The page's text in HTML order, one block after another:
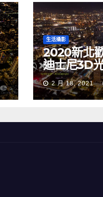
生活攝影
2020新北
迪士尼3D
NEW
TAIWAN
Merry
TAIWAN
2 月 18, 2021